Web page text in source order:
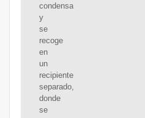
condensa
y
se
recoge
en
un
recipiente
separado,
donde
se